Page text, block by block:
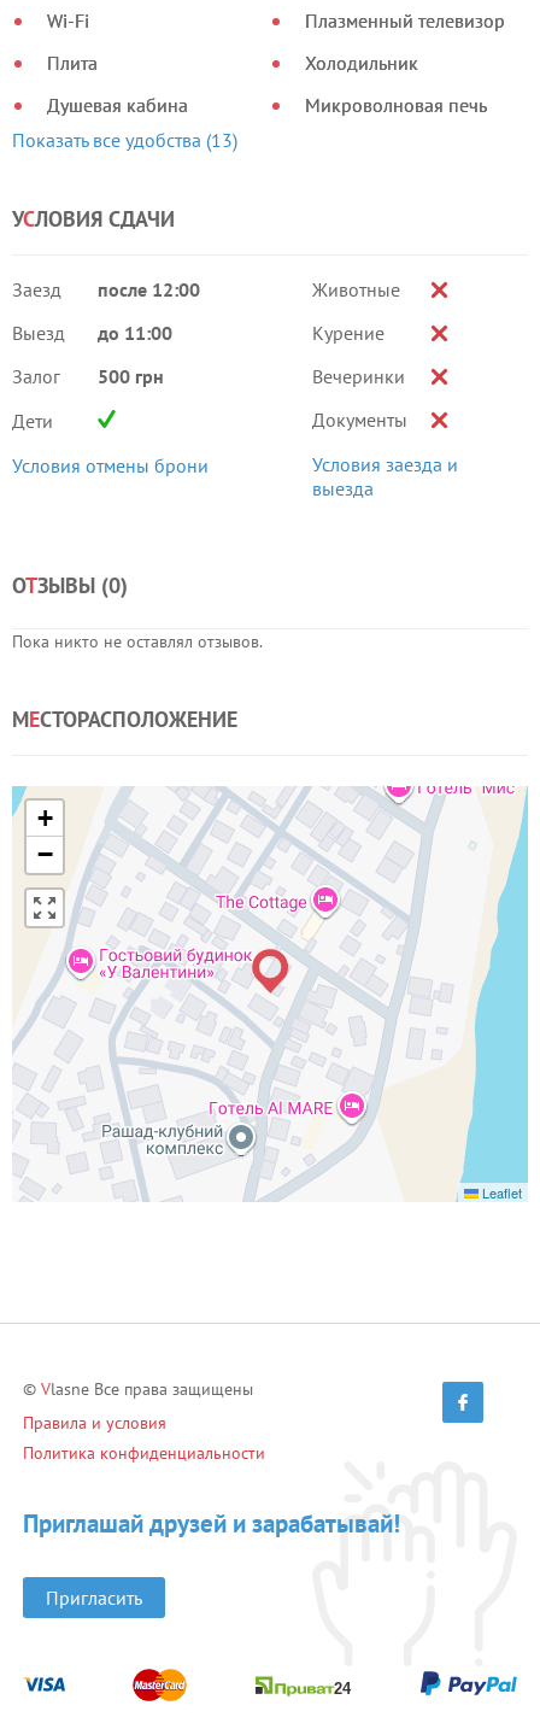
Wi-Fi
Плита
Душевая кабина
Плазменный телевизор
Холодильник
Микроволновая печь
Показать все удобства (13)
УСЛОВИЯ СДАЧИ
Заезд
после 12:00
Выезд
до 11:00
Залог
500 грн
Дети
Условия отмены брони
Животные
Курение
Вечеринки
Документы
Условия заезда и
выезда
ОТЗЫВЫ (0)
Пока никто не оставлял отзывов.
МЕСТОРАСПОЛОЖЕНИЕ
+
−
Leaflet
© Vlasne Все права защищены
Правила и условия
Политика конфиденциальности
Приглашай друзей и зарабатывай!
Пригласить